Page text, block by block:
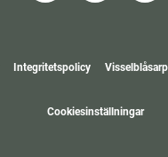
Integritetspolicy
Cookiesinställningar